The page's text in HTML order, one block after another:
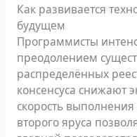
Как развивается
будущем
Программисты
преодолением
распределённых
консенсуса снижают
скорость
второго яруса